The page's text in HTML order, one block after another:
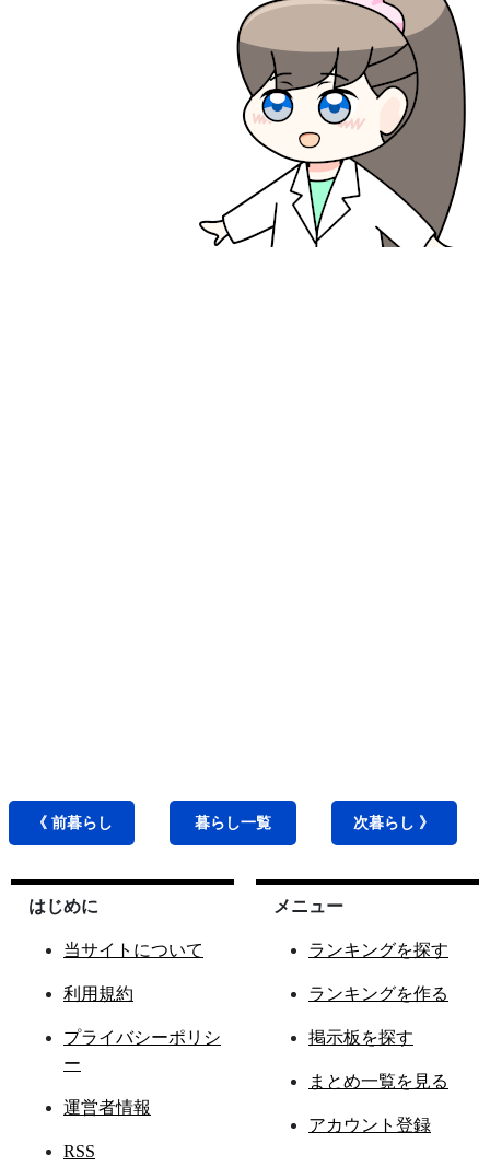
《 前暮らし 暮らし一覧 次暮らし 》
はじめに
当サイトについて
利用規約
プライバシーポリシ
ー
運営者情報
RSS
メニュー
ランキングを探す
ランキングを作る
掲示板を探す
まとめ一覧を見る
アカウント登録